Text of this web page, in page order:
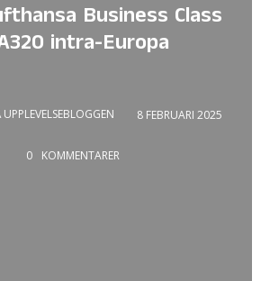
Business Class
intra-Europa
8 FEBRUARI 2025
0 KOMMENTARER